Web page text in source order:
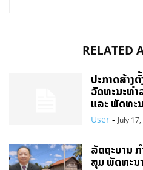
RELATED
ປະກາດສ້າງ
ວັດທະນະທຳ
ແລະ ພັດທະ
User - July
ລັດຖະບານ
ສຸມ ພັດທະນ